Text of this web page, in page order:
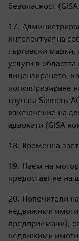
безопасност
17.
интелектуална
търговски марки,
услуги в
лицензирането,
популяризиране
групата Siemens
изключение на
адвокати (GISA
18. Временна
19. Наем на
предоставяне на
20. Попечители
недвижими
предприемачи),
недвижими имоти